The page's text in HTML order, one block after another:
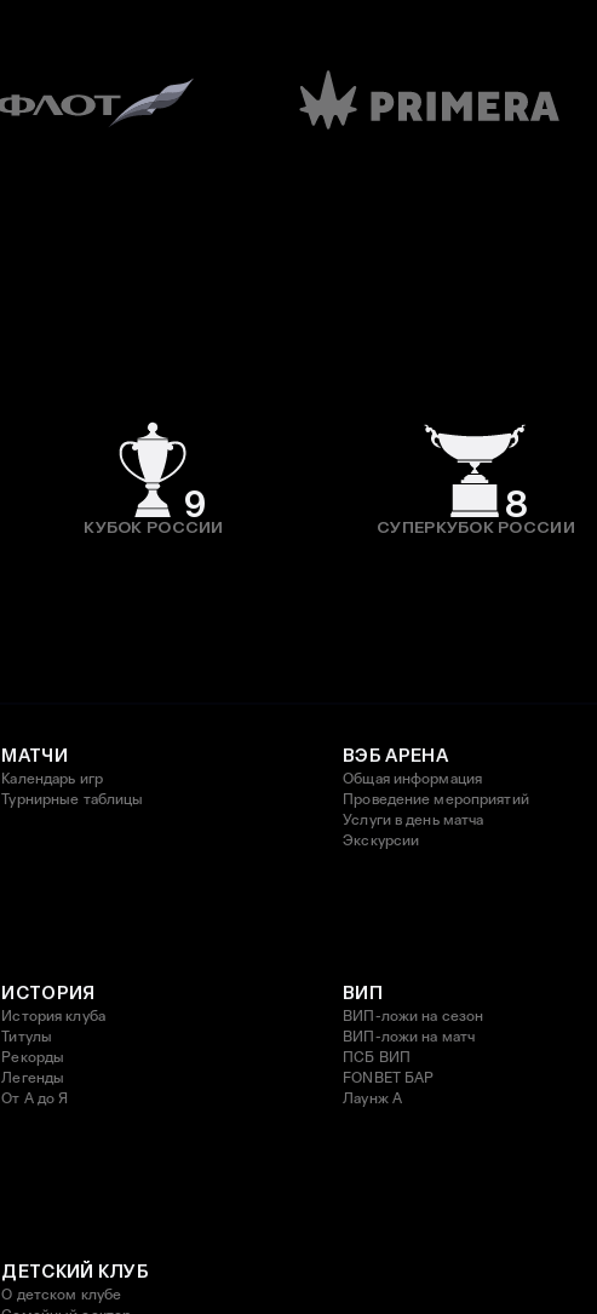
9
КУБОК РОССИИ
8
СУПЕРКУБОК РОССИИ
МАТЧИ
Календарь игр
Турнирные таблицы
ВЭБ АРЕНА
Общая информация
Проведение мероприятий
Услуги в день матча
Экскурсии
ИСТОРИЯ
История клуба
Титулы
Рекорды
Легенды
От А до Я
ВИП
ВИП-ложи на сезон
ВИП-ложи на матч
ПСБ ВИП
FONBET БАР
Лаунж A
ДЕТСКИЙ КЛУБ
О детском клубе